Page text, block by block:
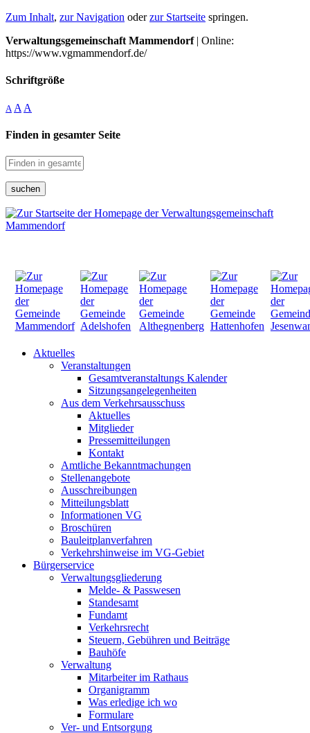
Zum Inhalt, zur Navigation oderzur Startseite springen.
Verwaltungsgemeinschaft Mammendorf| Online:
https://www.vgmammendorf.de/
Schriftgröße
A A A
Finden in gesamter Seite
suchen
Aktuelles
Veranstaltungen
Gesamtveranstaltungs Kalender
Sitzungsangelegenheiten
Aus dem Verkehrsausschuss
Aktuelles
Mitglieder
Pressemitteilungen
Kontakt
Amtliche Bekanntmachungen
Stellenangebote
Ausschreibungen
Mitteilungsblatt
Informationen VG
Broschüren
Bauleitplanverfahren
Verkehrshinweise im VG-Gebiet
Bürgerservice
Verwaltungsgliederung
Melde- & Passwesen
Standesamt
Fundamt
Verkehrsrecht
Steuern, Gebühren und Beiträge
Bauhöfe
Verwaltung
Mitarbeiter im Rathaus
Organigramm
Was erledige ich wo
Formulare
Ver- und Entsorgung